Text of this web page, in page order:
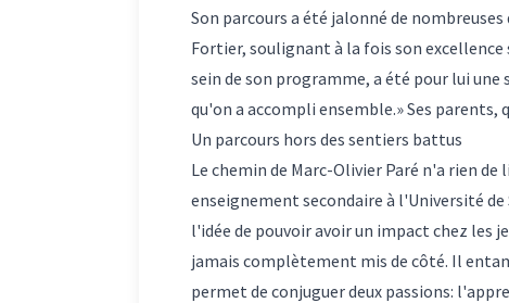
Son parcours a été jalonné de
Fortier, soulignant à la fois son
sein de son programme, a été pour lui
qu'on a accompli ensemble.» Ses
Un parcours hors des sentiers battus
Le chemin de Marc-Olivier Paré n'a rien
enseignement secondaire à l'Université
l'idée de pouvoir avoir un impact chez les
jamais complètement mis de côté. Il
permet de conjuguer deux passions: